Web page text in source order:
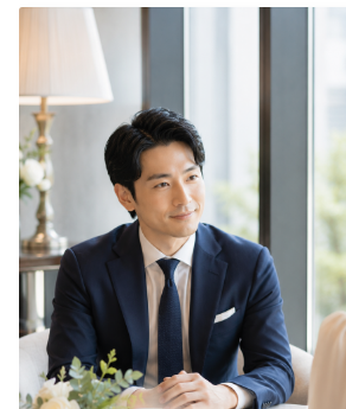
2023-11（1）
2022-05（1）
2026-08（5）